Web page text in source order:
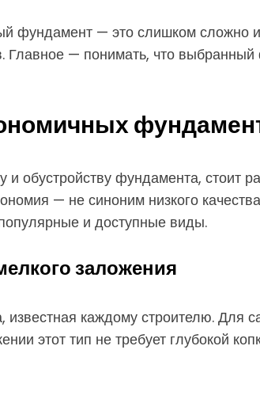
фундамент — это слишком сложно
Главное — понимать, что
и обустройству фундамента, стоит
— не синоним низкого
и доступные виды.
заложения
каждому строителю. Для
этот тип не требует глубокой